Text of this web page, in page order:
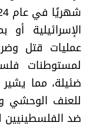
الإسرائيلية
عمليات قتل
لمستوطنات
ضئيلة، مما
للعنف الوحشي
ضد